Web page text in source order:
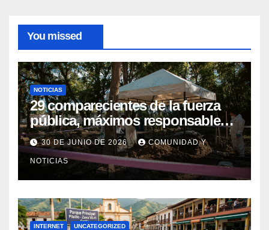
You missed
NOTICIAS
29 comparecientes de la fuerza
pública, máximos responsables
de asesinatos y desapariciones
forzadas en Huila, fueron
postulados ante el Tribunal para
la Paz para que les imponga
Sanción Propia
30 DE JUNIO DE 2026 COMUNIDAD Y
NOTICIAS
INTERNET UNCATEGORIZED